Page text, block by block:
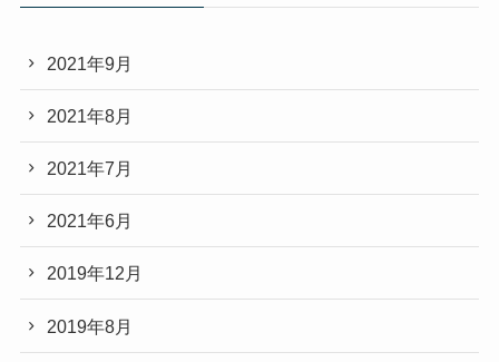
2021年9月
2021年8月
2021年7月
2021年6月
2019年12月
2019年8月